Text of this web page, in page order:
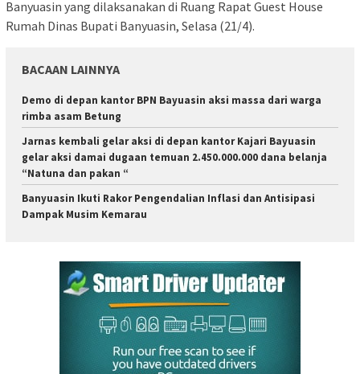
Banyuasin yang dilaksanakan di Ruang Rapat Guest House
Rumah Dinas Bupati Banyuasin, Selasa (21/4).
BACAAN LAINNYA
Demo di depan kantor BPN Bayuasin aksi massa dari warga
rimba asam Betung
Jarnas kembali gelar aksi di depan kantor Kajari Bayuasin
gelar aksi damai dugaan temuan 2.450.000.000 dana belanja
“Natuna dan pakan “
Banyuasin Ikuti Rakor Pengendalian Inflasi dan Antisipasi
Dampak Musim Kemarau